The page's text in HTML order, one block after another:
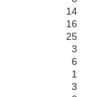
14
16
25
3
6
1
3